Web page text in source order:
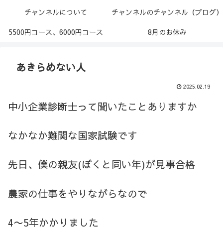
チャンネルについて
チャンネルのチャンネル（ブログ）
5500円コース、6000円コース
8月のお休み
あきらめない人
2025.02.19
中小企業診断士って聞いたことありますか
なかなか難関な国家試験です
先日、僕の親友(ぼくと同い年)が見事合格
農家の仕事をやりながらなので
4〜5年かかりました